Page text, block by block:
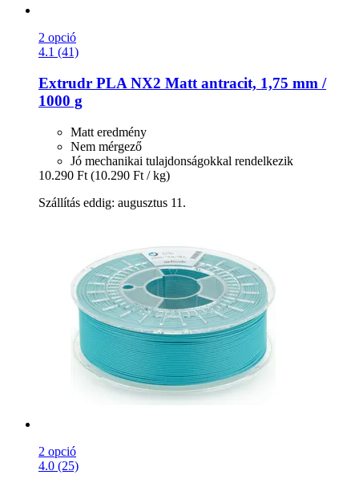
2 opció
4.1 (41)
Extrudr PLA NX2 Matt antracit, 1,75 mm /
1000 g
Matt eredmény
Nem mérgező
Jó mechanikai tulajdonságokkal rendelkezik
10.290 Ft (10.290 Ft / kg)
Szállítás eddig: augusztus 11.
2 opció
4.0 (25)